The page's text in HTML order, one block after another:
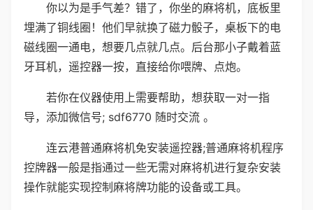
你以为是手气差？错了，你坐的麻将机，底板里
埋满了铜线圈！他们早就换了磁力骰子，桌板下的电
磁线圈一通电，想要几点就几点。后台那小子戴着蓝
牙耳机，遥控器一按，直接给你喂牌、点炮。
若你在仪器使用上需要帮助，想获取一对一指
导，添加微信号; sdf6770 随时交流 。
连云港普通麻将机免安装遥控器;普通麻将机程序
控牌器一般是指通过一些无需对麻将机进行复杂安装
操作就能实现控制麻将牌功能的设备或工具。